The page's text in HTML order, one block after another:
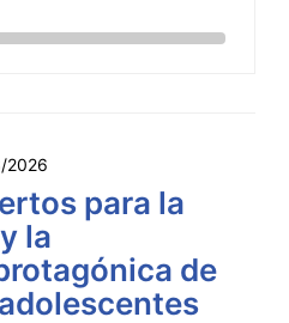
2026
para la
la
de